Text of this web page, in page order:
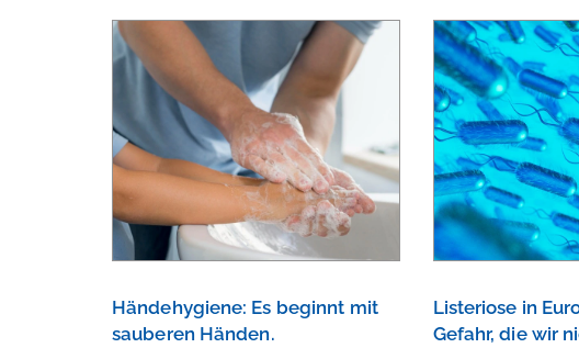
Händehygiene: Es beginnt mit
sauberen Händen.
Listeriose in
Gefahr, die wir